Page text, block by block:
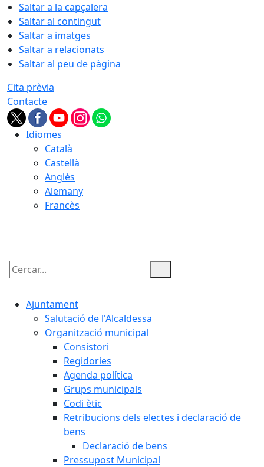
Saltar a la capçalera
Saltar al contingut
Saltar a imatges
Saltar a relacionats
Saltar al peu de pàgina
Cita prèvia
Contacte
Idiomes
Català
Castellà
Anglès
Alemany
Francès
Cercar:
Ajuntament
Salutació de l'Alcaldessa
Organització municipal
Consistori
Regidories
Agenda política
Grups municipals
Codi ètic
Retribucions dels electes i declaració de
bens
Declaració de bens
Pressupost Municipal